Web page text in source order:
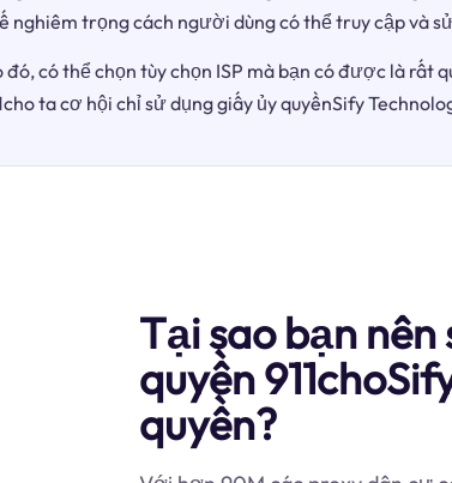
nghiêm trọng cách người dùng có thể truy cập và
đó, có thể chọn tùy chọn ISP mà bạn có được là
ta cơ hội chỉ sử dụng giấy ủy quyềnSify
Tại sao bạn
quyền
quyền?